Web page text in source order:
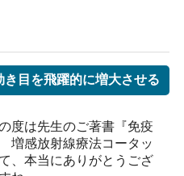
目を飛躍的に増大させる
は先生のご著書『免疫
増感放射線療法コータッ
、本当にありがとうござ